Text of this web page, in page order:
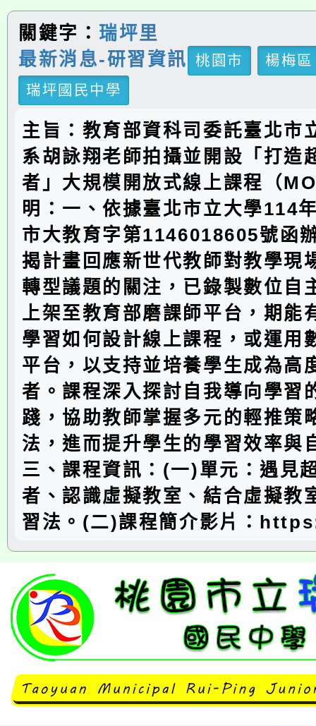
關鍵字： 瑞坪里
最新消息-研習資訊
桃園市
楊梅區
瑞坪國民中學
主旨：教育部資科司委託臺北市
系胡詠翔老師拍攝並開設「打造
者」大規模開放式線上課程（
明：一、依據臺北市立大學114
市大教育字第1146018605號函
揭計畫回應新世代教師對教學現
轉型議題的關注，已錄製數位自
上架至教育部磨課師平台，期能
學習如何設計線上課程，或運用
平台，以支持並培養學生成為高
者。課程深入探討自我導向學習
踐，協助教師掌握多元的輕推策
法，進而提升學生的學習效率與
三、課程資訊：(一)單元：遇見
者、認識虛擬教室、結合虛擬教
習法。(二)課程簡介影片：